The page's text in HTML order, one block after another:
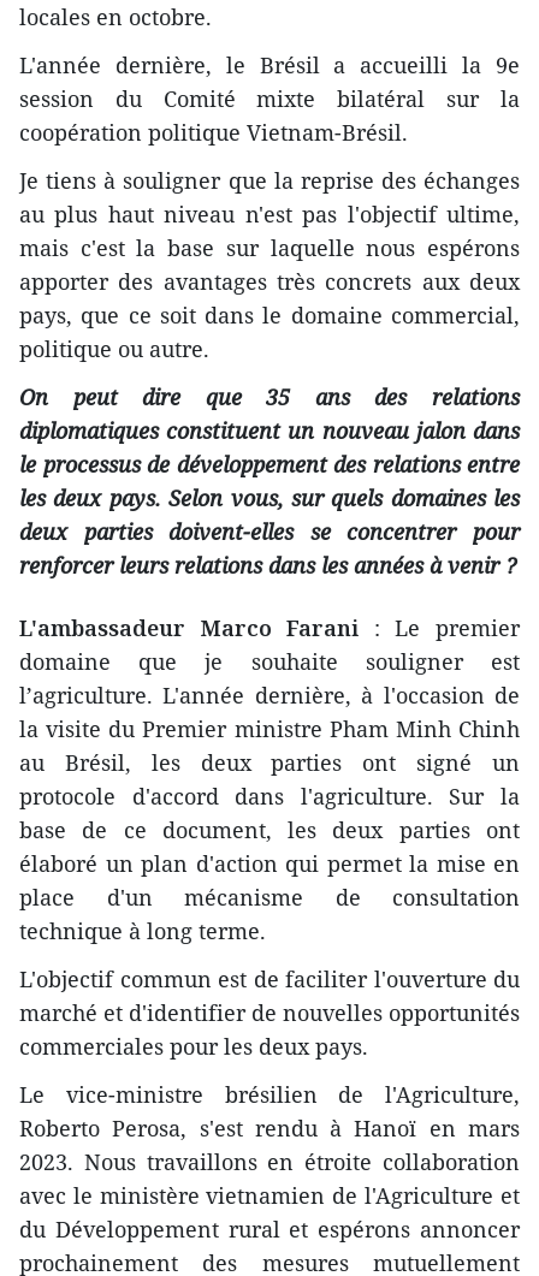
locales en octobre.
L'année dernière, le Brésil a accueilli la 9e
session du Comité mixte bilatéral sur la
coopération politique Vietnam-Brésil.
Je tiens à souligner que la reprise des échanges
au plus haut niveau n'est pas l'objectif ultime,
mais c'est la base sur laquelle nous espérons
apporter des avantages très concrets aux deux
pays, que ce soit dans le domaine commercial,
politique ou autre.
On peut dire que 35 ans des relations
diplomatiques constituent un nouveau jalon dans
le processus de développement des relations entre
les deux pays. Selon vous, sur quels domaines les
deux parties doivent-elles se concentrer pour
renforcer leurs relations dans les années à venir ?
L'ambassadeur Marco Farani : Le premier
domaine que je souhaite souligner est
l’agriculture. L'année dernière, à l'occasion de
la visite du Premier ministre Pham Minh Chinh
au Brésil, les deux parties ont signé un
protocole d'accord dans l'agriculture. Sur la
base de ce document, les deux parties ont
élaboré un plan d'action qui permet la mise en
place d'un mécanisme de consultation
technique à long terme.
L'objectif commun est de faciliter l'ouverture du
marché et d'identifier de nouvelles opportunités
commerciales pour les deux pays.
Le vice-ministre brésilien de l'Agriculture,
Roberto Perosa, s'est rendu à Hanoï en mars
2023. Nous travaillons en étroite collaboration
avec le ministère vietnamien de l'Agriculture et
du Développement rural et espérons annoncer
prochainement des mesures mutuellement